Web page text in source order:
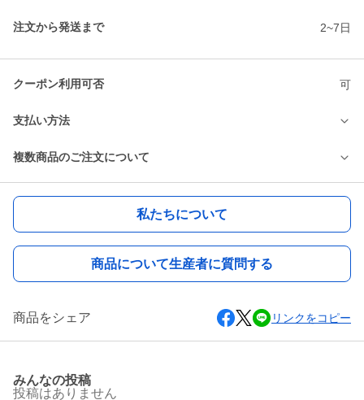
注文から発送まで 2~7日
クーポン利用可否 可
支払い方法
複数商品のご注文について
私たちについて
商品について生産者に質問する
商品をシェア リンクをコピー
みんなの投稿
投稿はありません